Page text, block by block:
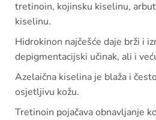
tretinoin, kojinsku kiselinu,
kiselinu.
Hidrokinon najčešće daje brži i
depigmentacijski učinak, ali i
Azelaična kiselina je blaža i
osjetljivu kožu.
Tretinoin pojačava obnavljanje